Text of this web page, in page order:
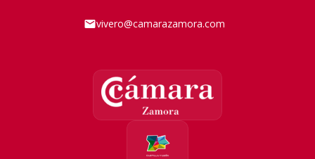
vivero@camarazamora.com